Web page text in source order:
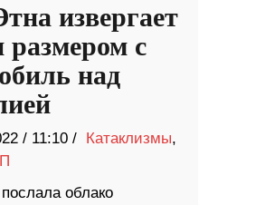
извергает
с
над
/ 11:10 / Катаклизмы,
облако